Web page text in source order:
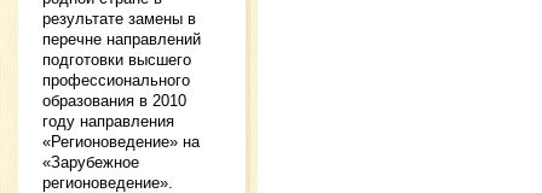
результате замены в
перечне направлений
подготовки высшего
профессионального
образования в 2010
году направления
«Регионоведение» на
«Зарубежное
регионоведение».